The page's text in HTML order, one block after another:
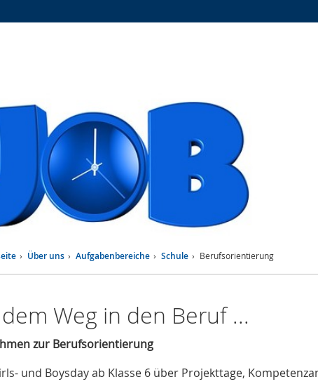
Über uns Aufgabenbereiche Schule Berufsorientierung
Weg in den Beruf ...
zur Berufsorientierung
und Boysday ab Klasse 6 über Projekttage,